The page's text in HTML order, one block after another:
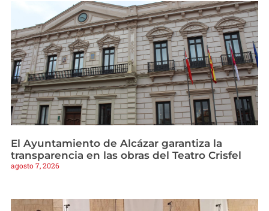
El Ayuntamiento de Alcázar garantiza la
transparencia en las obras del Teatro Crisfel
agosto 7, 2026